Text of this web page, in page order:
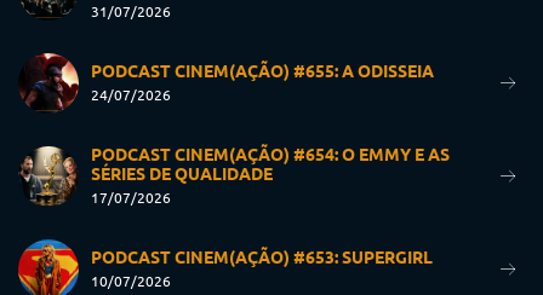
31/07/2026
PODCAST CINEM(AÇÃO) #655: A ODISSEIA
24/07/2026
PODCAST CINEM(AÇÃO) #654: O EMMY E AS
SÉRIES DE QUALIDADE
17/07/2026
PODCAST CINEM(AÇÃO) #653: SUPERGIRL
10/07/2026